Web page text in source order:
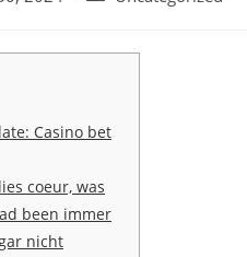
Casino bet
coeur, was
been immer
nicht